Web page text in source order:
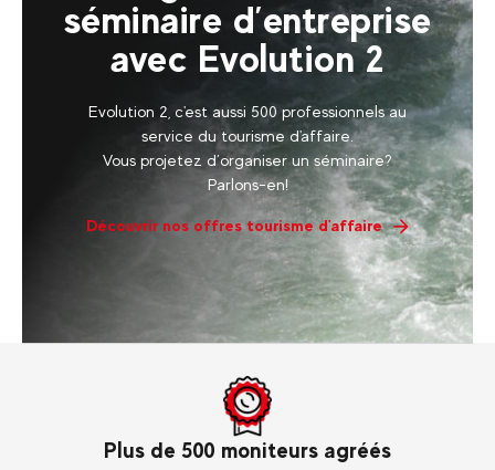
séminaire d’entreprise
avec Evolution 2
Evolution 2, c'est aussi 500 professionnels au
service du tourisme d'affaire.
Vous projetez d’organiser un séminaire?
Parlons-en!
Découvrir nos offres tourisme d'affaire
Dans le monde entier